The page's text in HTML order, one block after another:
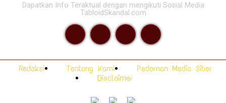
Dapatkan Info Teraktual dengan mengikuti Sosial Media
TabloidSkandal.com
Redaksi Tentang Kami
Pedoman Media Siber
Disclaimer